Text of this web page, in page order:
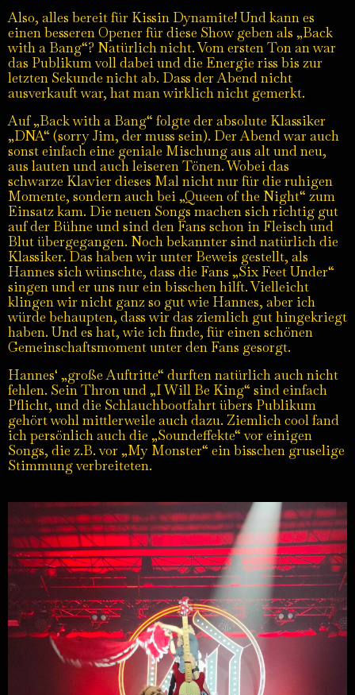
Also, alles bereit für Kissin Dynamite! Und kann es
einen besseren Opener für diese Show geben als „Back
with a Bang“? Natürlich nicht. Vom ersten Ton an war
das Publikum voll dabei und die Energie riss bis zur
letzten Sekunde nicht ab. Dass der Abend nicht
ausverkauft war, hat man wirklich nicht gemerkt.
Auf „Back with a Bang“ folgte der absolute Klassiker
„DNA“ (sorry Jim, der muss sein). Der Abend war auch
sonst einfach eine geniale Mischung aus alt und neu,
aus lauten und auch leiseren Tönen. Wobei das
schwarze Klavier dieses Mal nicht nur für die ruhigen
Momente, sondern auch bei „Queen of the Night“ zum
Einsatz kam. Die neuen Songs machen sich richtig gut
auf der Bühne und sind den Fans schon in Fleisch und
Blut übergegangen. Noch bekannter sind natürlich die
Klassiker. Das haben wir unter Beweis gestellt, als
Hannes sich wünschte, dass die Fans „Six Feet Under“
singen und er uns nur ein bisschen hilft. Vielleicht
klingen wir nicht ganz so gut wie Hannes, aber ich
würde behaupten, dass wir das ziemlich gut hingekriegt
haben. Und es hat, wie ich finde, für einen schönen
Gemeinschaftsmoment unter den Fans gesorgt.
Hannes‘ „große Auftritte“ durften natürlich auch nicht
fehlen. Sein Thron und „I Will Be King“ sind einfach
Pflicht, und die Schlauchbootfahrt übers Publikum
gehört wohl mittlerweile auch dazu. Ziemlich cool fand
ich persönlich auch die „Soundeffekte“ vor einigen
Songs, die z.B. vor „My Monster“ ein bisschen gruselige
Stimmung verbreiteten.